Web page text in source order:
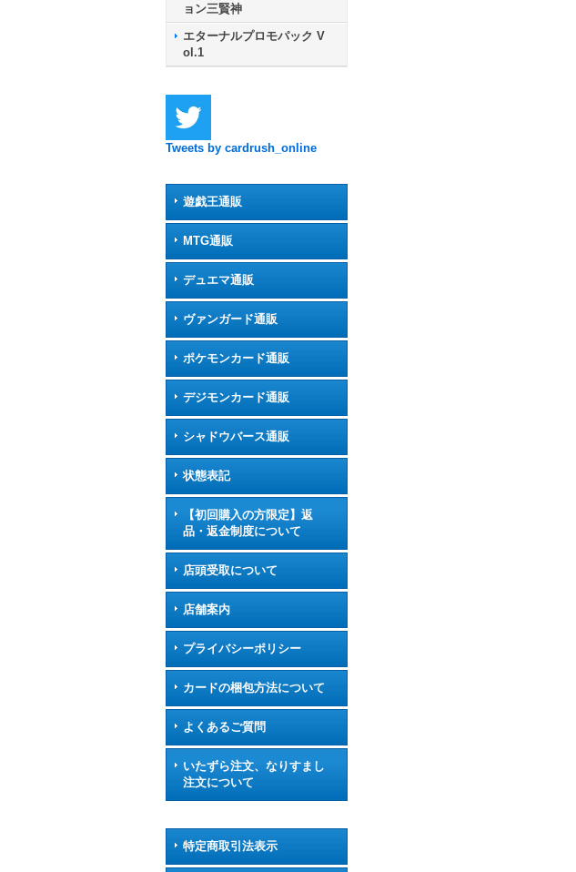
ョン三賢神
エターナルプロモパック V
ol.1
Tweets by cardrush_online
遊戯王通販
MTG通販
デュエマ通販
ヴァンガード通販
ポケモンカード通販
デジモンカード通販
シャドウバース通販
状態表記
【初回購入の方限定】返
品・返金制度について
店頭受取について
店舗案内
プライバシーポリシー
カードの梱包方法について
よくあるご質問
いたずら注文、なりすまし
注文について
特定商取引法表示